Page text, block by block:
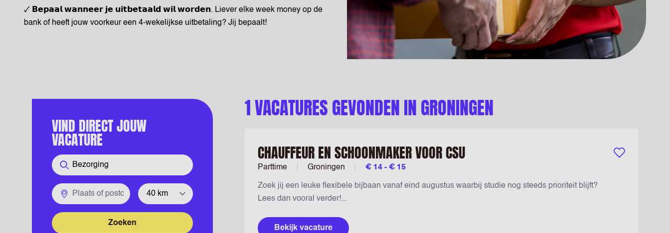
🗸 𝗕𝗲𝗽𝗮𝗮𝗹 𝘄𝗮𝗻𝗻𝗲𝗲𝗿 𝗷𝗲 𝘂𝗶𝘁𝗯𝗲𝘁𝗮𝗮𝗹𝗱 𝘄𝗶𝗹 𝘄𝗼𝗿𝗱𝗲𝗻. Liever elke week money op de
bank of heeft jouw voorkeur een 4-wekelijkse uitbetaling? Jij bepaalt!
VIND DIRECT JOUW
VACATURE
Functie
Plaats of postcode Straal
Zoeken
1 VACATURES GEVONDEN IN GRONINGEN
CHAUFFEUR EN SCHOONMAKER VOOR CSU Bewaar vacature
Parttime Groningen € 14 - € 15
Zoek jij een leuke flexibele bijbaan vanaf eind augustus waarbij studie nog steeds prioriteit blijft?
Lees dan vooral verder!...
Bekijk vacature